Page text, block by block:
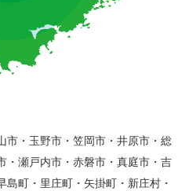
市・玉野市・笠岡市・井原市・総
・瀬戸内市・赤磐市・真庭市・吉
町・里庄町・矢掛町・新庄村・